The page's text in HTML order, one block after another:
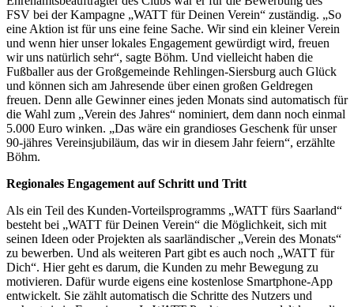
FSV bei der Kampagne „WATT für Deinen Verein“ zuständig. „So
eine Aktion ist für uns eine feine Sache. Wir sind ein kleiner Verein
und wenn hier unser lokales Engagement gewürdigt wird, freuen
wir uns natürlich sehr“, sagte Böhm. Und vielleicht haben die
Fußballer aus der Großgemeinde Rehlingen-Siersburg auch Glück
und können sich am Jahresende über einen großen Geldregen
freuen. Denn alle Gewinner eines jeden Monats sind automatisch für
die Wahl zum „Verein des Jahres“ nominiert, dem dann noch einmal
5.000 Euro winken. „Das wäre ein grandioses Geschenk für unser
90-jähres Vereinsjubiläum, das wir in diesem Jahr feiern“, erzählte
Böhm.
Regionales Engagement auf Schritt und Tritt
Als ein Teil des Kunden-Vorteilsprogramms „WATT fürs Saarland“
besteht bei „WATT für Deinen Verein“ die Möglichkeit, sich mit
seinen Ideen oder Projekten als saarländischer „Verein des Monats“
zu bewerben. Und als weiteren Part gibt es auch noch „WATT für
Dich“. Hier geht es darum, die Kunden zu mehr Bewegung zu
motivieren. Dafür wurde eigens eine kostenlose Smartphone-App
entwickelt. Sie zählt automatisch die Schritte des Nutzers und